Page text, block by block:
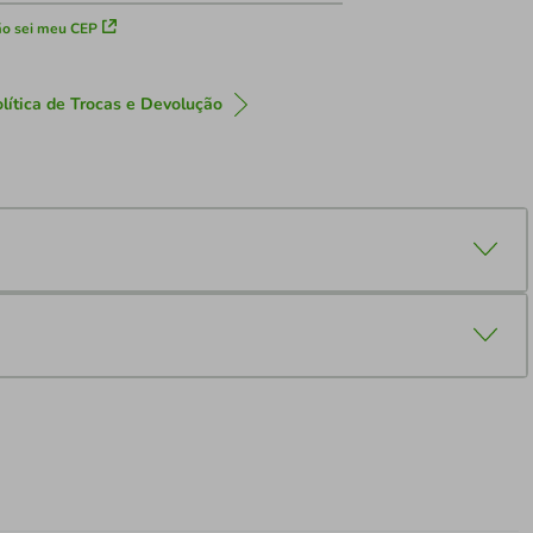
sei meu CEP
de Trocas e Devolução